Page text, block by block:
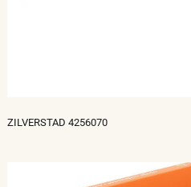
ZILVERSTAD 4256070